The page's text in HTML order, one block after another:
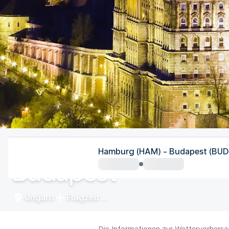
Budapest
Ungarn Flugzeit
Hamburg (HAM) - Budapest